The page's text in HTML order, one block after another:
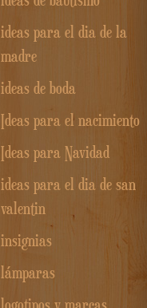
ideas para el dia de la
madre
ideas de boda
Ideas para el nacimiento
Ideas para Navidad
ideas para el dia de san
valentin
insignias
lámparas